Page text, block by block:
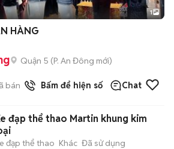
1
HÀNG
Quận 5 (P. An Đông mới)
bán Bấm để hiện số Chat
đạp thể thao Martin khung kim
đạp thể thao Khác Đã sử dụng